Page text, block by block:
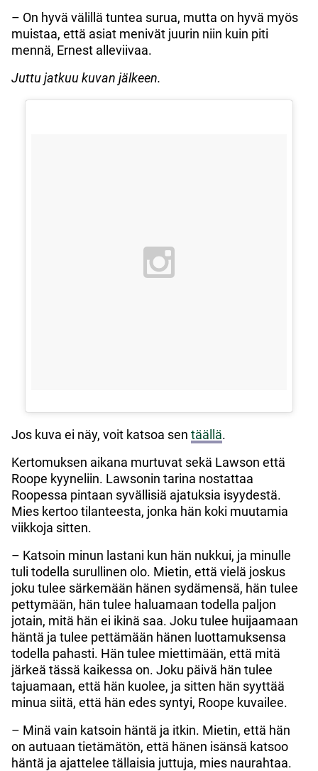
– On hyvä välillä tuntea surua, mutta on hyvä myös
muistaa, että asiat menivät juurin niin kuin piti
mennä, Ernest alleviivaa.
Juttu jatkuu kuvan jälkeen.
Jos kuva ei näy, voit katsoa sen täällä.
Kertomuksen aikana murtuvat sekä Lawson että
Roope kyyneliin. Lawsonin tarina nostattaa
Roopessa pintaan syvällisiä ajatuksia isyydestä.
Mies kertoo tilanteesta, jonka hän koki muutamia
viikkoja sitten.
– Katsoin minun lastani kun hän nukkui, ja minulle
tuli todella surullinen olo. Mietin, että vielä joskus
joku tulee särkemään hänen sydämensä, hän tulee
pettymään, hän tulee haluamaan todella paljon
jotain, mitä hän ei ikinä saa. Joku tulee huijaamaan
häntä ja tulee pettämään hänen luottamuksensa
todella pahasti. Hän tulee miettimään, että mitä
järkeä tässä kaikessa on. Joku päivä hän tulee
tajuamaan, että hän kuolee, ja sitten hän syyttää
minua siitä, että hän edes syntyi, Roope kuvailee.
– Minä vain katsoin häntä ja itkin. Mietin, että hän
on autuaan tietämätön, että hänen isänsä katsoo
häntä ja ajattelee tällaisia juttuja, mies naurahtaa.